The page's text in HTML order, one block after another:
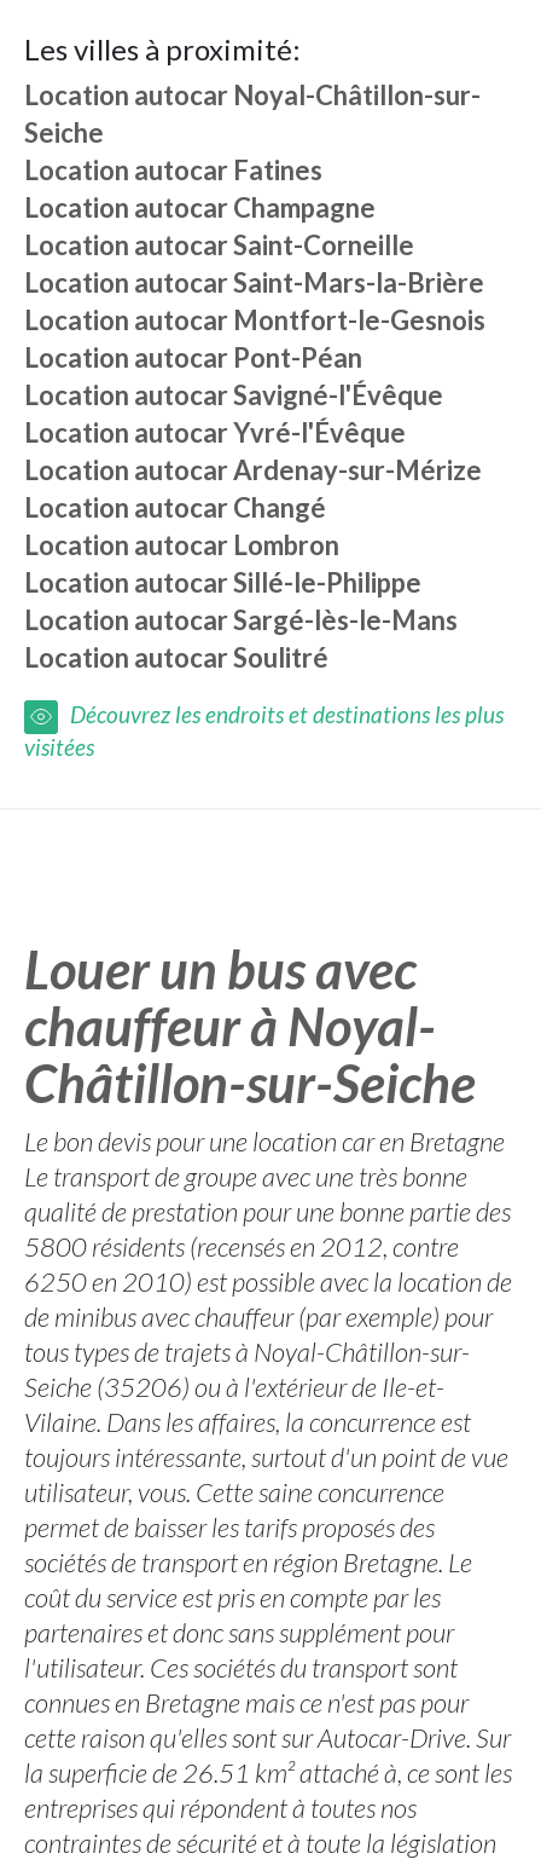
Les villes à proximité:
Location autocar Noyal-Châtillon-sur-
Seiche
Location autocar Fatines
Location autocarChampagne
Location autocarSaint-Corneille
Location autocarSaint-Mars-la-Brière
Location autocar Montfort-le-Gesnois
Location autocar Pont-Péan
Location autocarSavigné-l'Évêque
Location autocarYvré-l'Évêque
Location autocarArdenay-sur-Mérize
Location autocarChangé
Location autocar Lombron
Location autocarSillé-le-Philippe
Location autocarSargé-lès-le-Mans
Location autocarSoulitré
Découvrez les endroits et destinations les plus
visitées
Louer un bus avec
chauffeur à Noyal-
Châtillon-sur-Seiche
Le bon devis pour une location car en Bretagne
Le transport de groupe avec une très bonne
qualité de prestation pour une bonne partie des
5800 résidents (recensés en 2012, contre
6250 en 2010) est possible avec la location de
de minibus avec chauffeur (par exemple) pour
tous types de trajets à Noyal-Châtillon-sur-
Seiche (35206) ou à l'extérieur de Ile-et-
Vilaine. Dans les affaires, la concurrence est
toujours intéressante, surtout d'un point de vue
utilisateur, vous. Cette saine concurrence
permet de baisser les tarifs proposés des
sociétés de transport en région Bretagne. Le
coût du service est pris en compte par les
partenaires et donc sans supplément pour
l'utilisateur. Ces sociétés du transport sont
connues en Bretagne mais ce n'est pas pour
cette raison qu'elles sont sur Autocar-Drive. Sur
la superficie de 26.51 km² attaché à, ce sont les
entreprises qui répondent à toutes nos
contraintes de sécurité et à toute la législation